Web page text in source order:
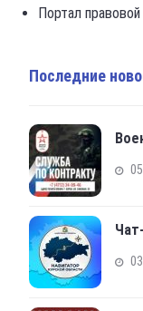
Портал
Последние